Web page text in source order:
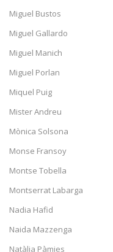
Miguel Bustos
Miguel Gallardo
Miguel Manich
Miguel Porlan
Miquel Puig
Mister Andreu
Mònica Solsona
Monse Fransoy
Montse Tobella
Montserrat Labarga
Nadia Hafid
Naida Mazzenga
Natàlia Pàmies